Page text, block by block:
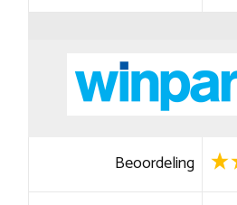
Beoordeling